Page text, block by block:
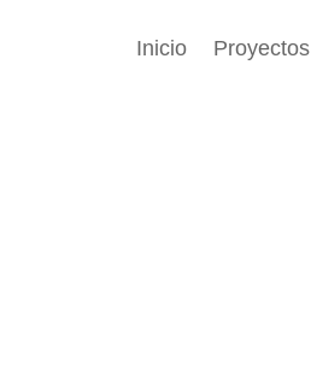
Inicio Proyectos